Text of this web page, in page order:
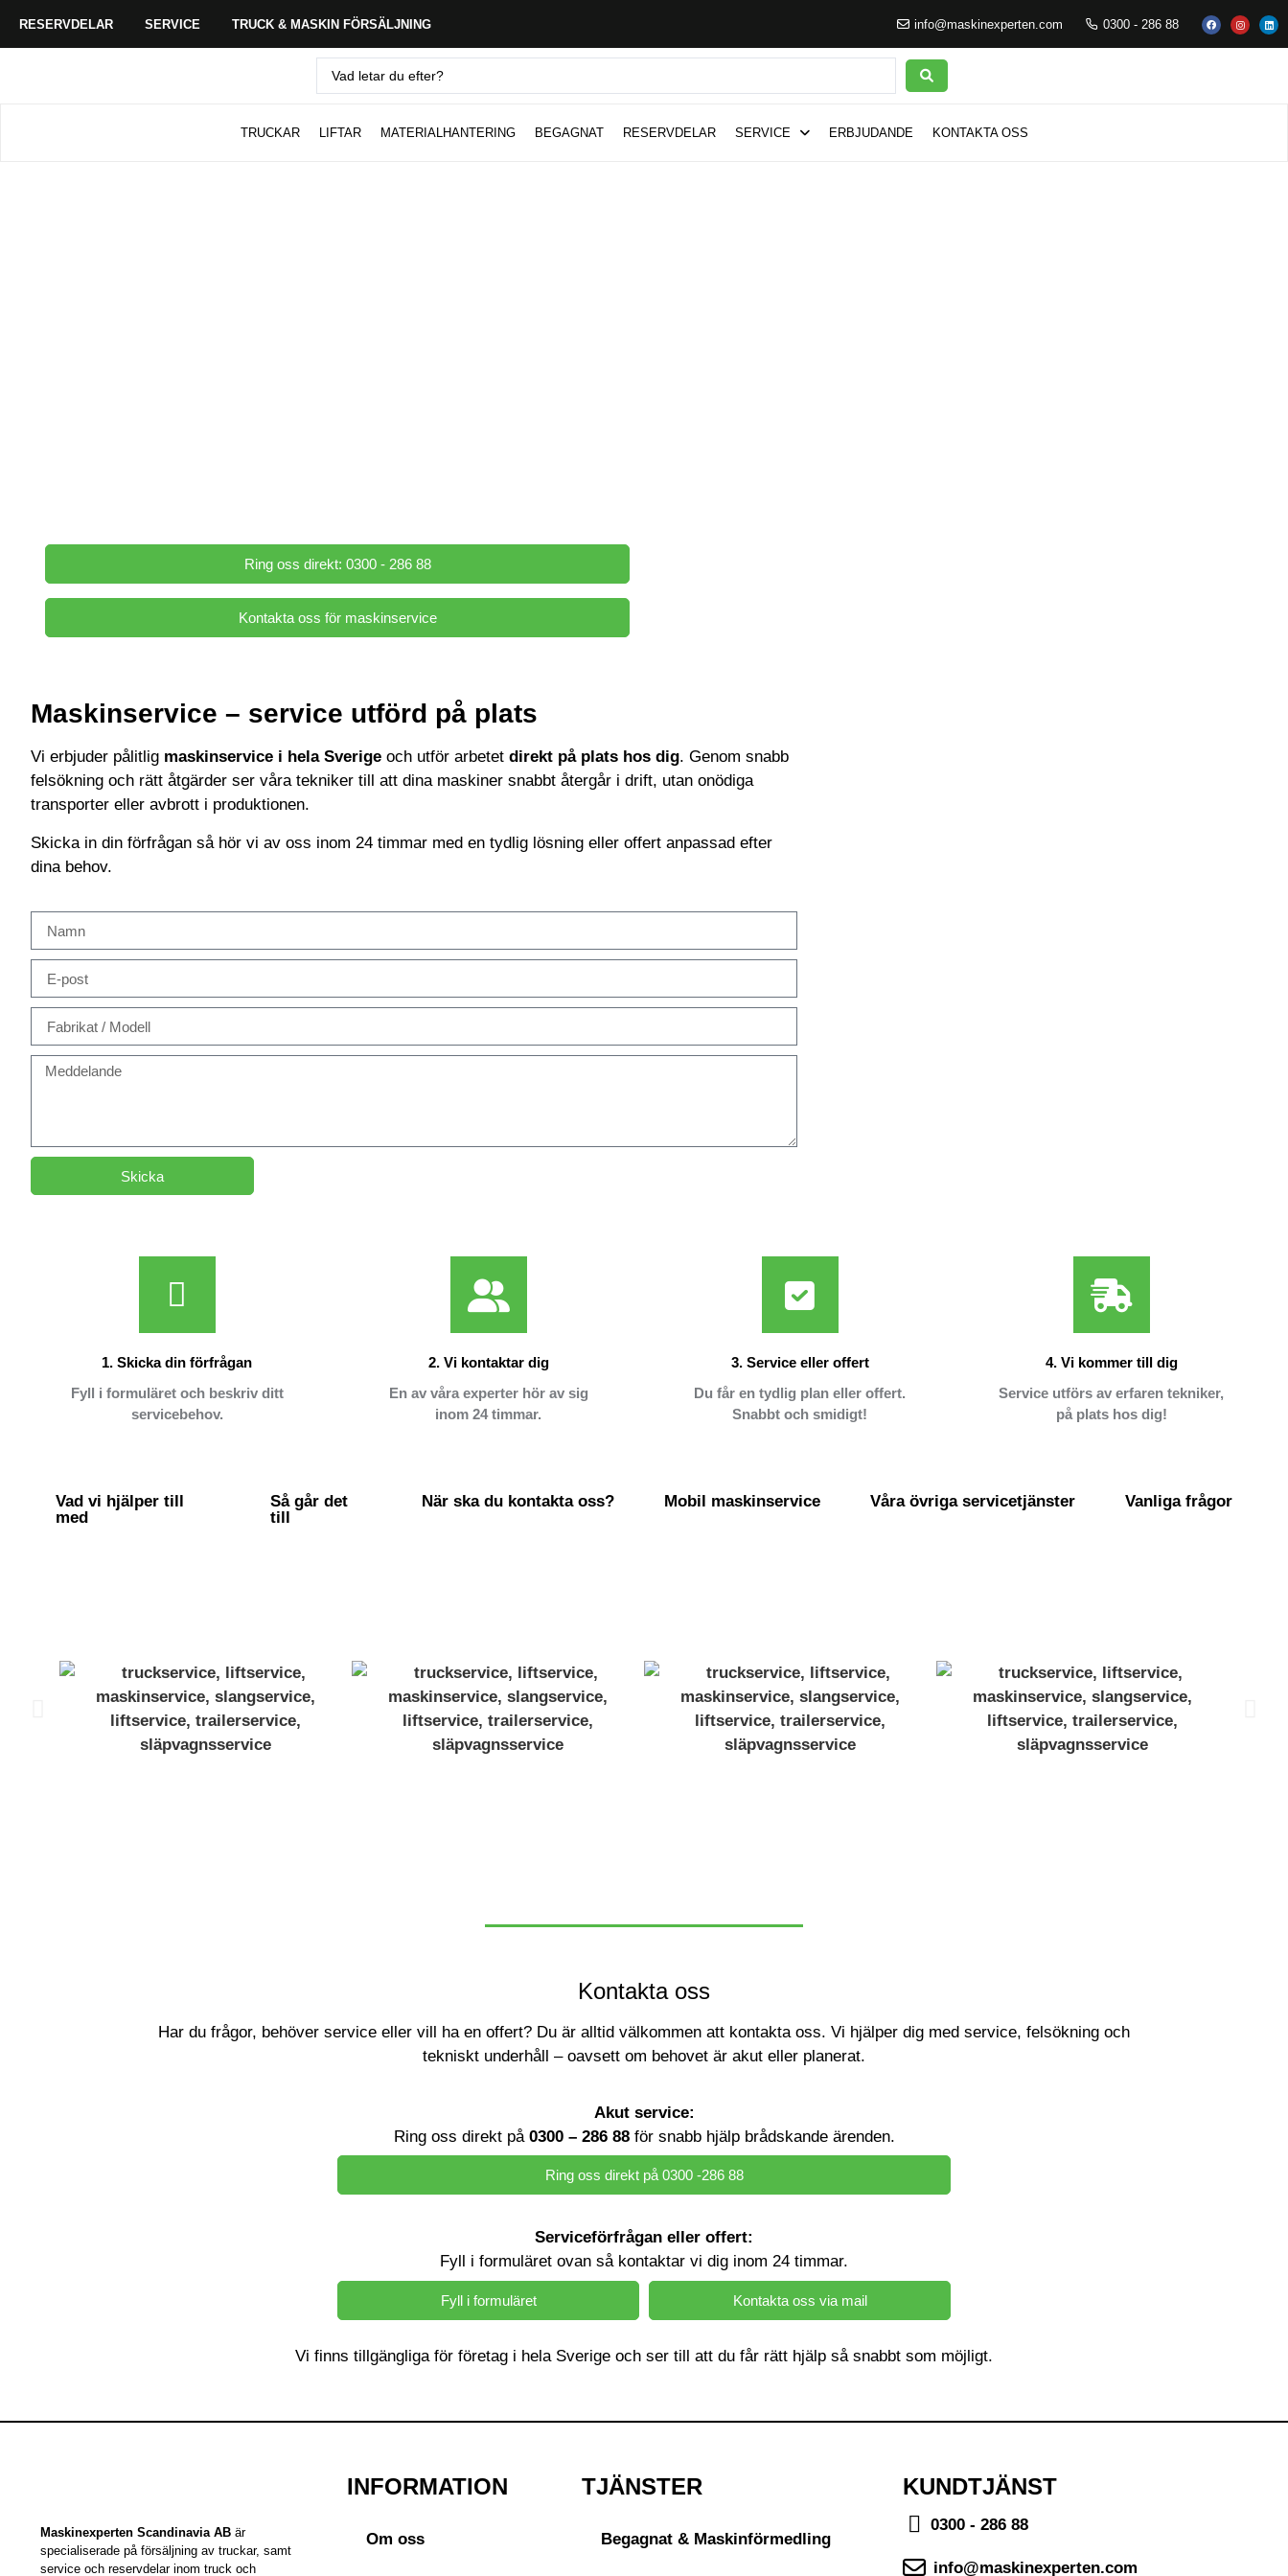
RESERVDELAR SERVICE TRUCK & MASKIN FÖRSÄLJNING info@maskinexperten.com 0300 - 286 88
TRUCKAR LIFTAR MATERIALHANTERING BEGAGNAT RESERVDELAR SERVICE ERBJUDANDE KONTAKTA OSS
Ring oss direkt: 0300 - 286 88
Kontakta oss för maskinservice
Maskinservice – service utförd på plats
Vi erbjuder pålitlig maskinservice i hela Sverige och utför arbetet direkt på plats hos dig. Genom snabb
felsökning och rätt åtgärder ser våra tekniker till att dina maskiner snabbt återgår i drift, utan onödiga
transporter eller avbrott i produktionen.
Skicka in din förfrågan så hör vi av oss inom 24 timmar med en tydlig lösning eller offert anpassad efter
dina behov.
Skicka
1. Skicka din förfrågan
Fyll i formuläret och beskriv ditt
servicebehov.
2. Vi kontaktar dig
En av våra experter hör av sig
inom 24 timmar.
3. Service eller offert
Du får en tydlig plan eller offert.
Snabbt och smidigt!
4. Vi kommer till dig
Service utförs av erfaren tekniker,
på plats hos dig!
Vad vi hjälper till
med
Så går det
till
När ska du kontakta oss? Mobil maskinservice Våra övriga servicetjänster Vanliga frågor
Kontakta oss
Har du frågor, behöver service eller vill ha en offert? Du är alltid välkommen att kontakta oss. Vi hjälper dig med service, felsökning och
tekniskt underhåll – oavsett om behovet är akut eller planerat.
Akut service:
Ring oss direkt på 0300 – 286 88för snabb hjälp brådskande ärenden.
Ring oss direkt på 0300 -286 88
Serviceförfrågan eller offert:
Fyll i formuläret ovan så kontaktar vi dig inom 24 timmar.
Fyll i formuläret Kontakta oss via mail
Vi finns tillgängliga för företag i hela Sverige och ser till att du får rätt hjälp så snabbt som möjligt.
Maskinexperten Scandinavia AB är
specialiserade på försäljning av truckar, samt
service och reservdelar inom truck och
INFORMATION
Om oss
TJÄNSTER
Begagnat & Maskinförmedling
KUNDTJÄNST
0300 - 286 88
info@maskinexperten.com